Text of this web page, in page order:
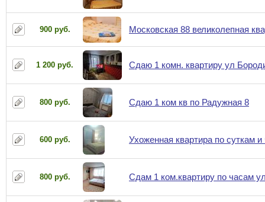
900 руб. Московская 88 великолепная
1 200 руб. Сдаю 1 комн. квартиру ул
800 руб. Сдаю 1 ком кв по Радужная 8
600 руб. Ухоженная квартира по суткам
800 руб. Сдам 1 ком.квартиру по часам